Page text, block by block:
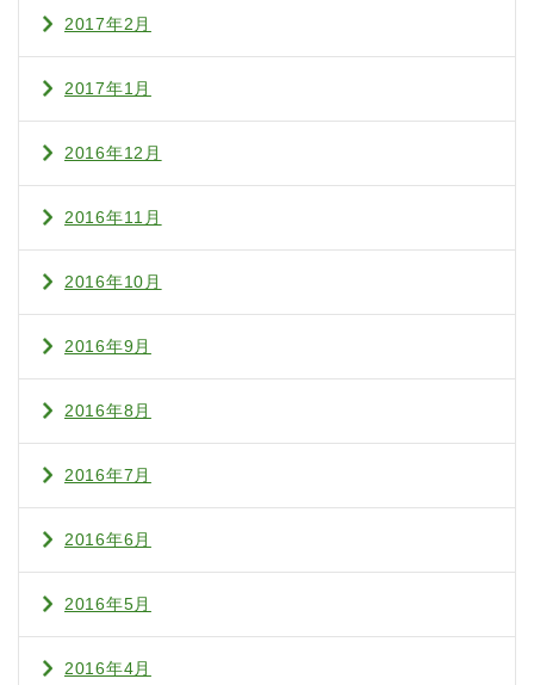
2017年2月
2017年1月
2016年12月
2016年11月
2016年10月
2016年9月
2016年8月
2016年7月
2016年6月
2016年5月
2016年4月